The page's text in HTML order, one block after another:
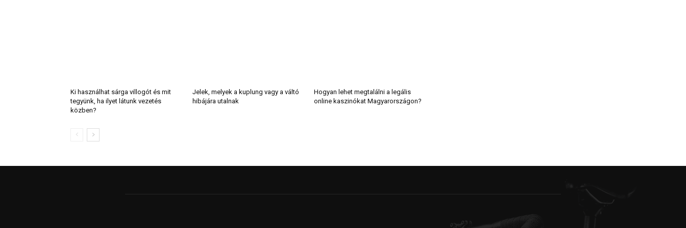
Ki használhat sárga villogót és mit
tegyünk, ha ilyet látunk vezetés
közben?
Jelek, melyek a kuplung vagy a váltó
hibájára utalnak
Hogyan lehet megtalálni a legális
online kaszinókat Magyarországon?